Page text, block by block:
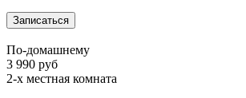
Записаться
По-домашнему
3 990 руб
2-х местная комната